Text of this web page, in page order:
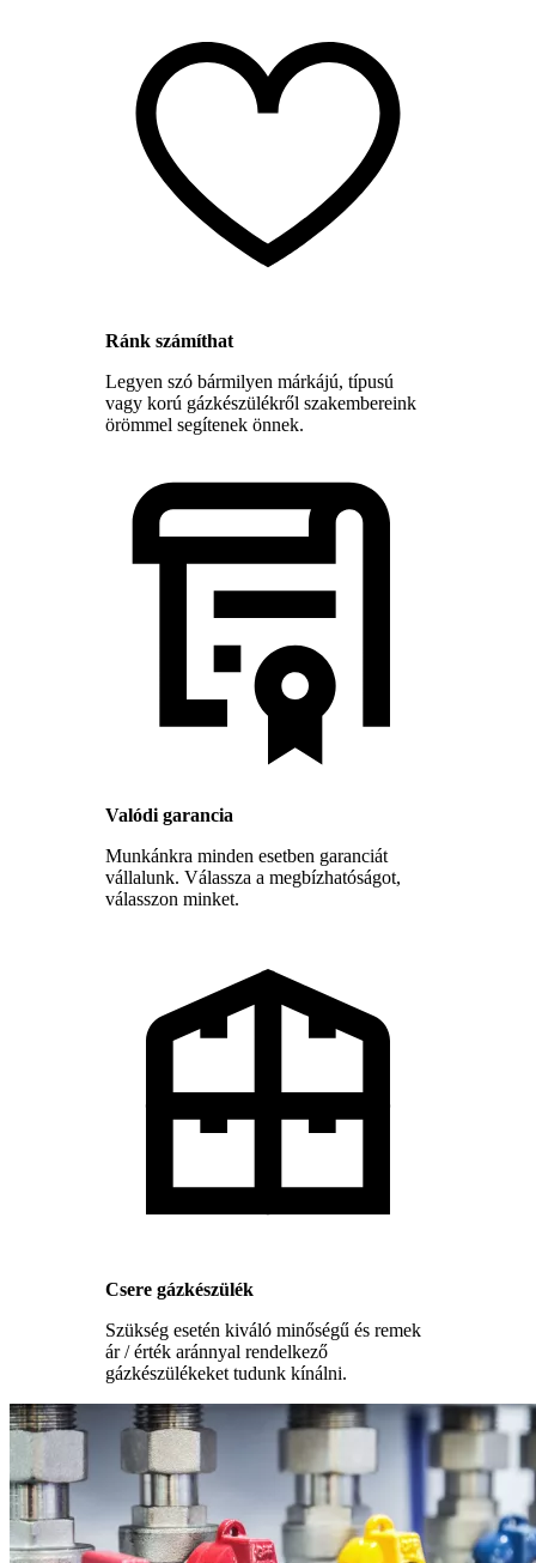
Ránk számíthat
Legyen szó bármilyen márkájú, típusú
vagy korú gázkészülékről szakembereink
örömmel segítenek önnek.
Valódi garancia
Munkánkra minden esetben garanciát
vállalunk. Válassza a megbízhatóságot,
válasszon minket.
Csere gázkészülék
Szükség esetén kiváló minőségű és remek
ár / érték aránnyal rendelkező
gázkészülékeket tudunk kínálni.